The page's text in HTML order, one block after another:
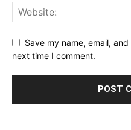
Save my name, email,
next time I comment.